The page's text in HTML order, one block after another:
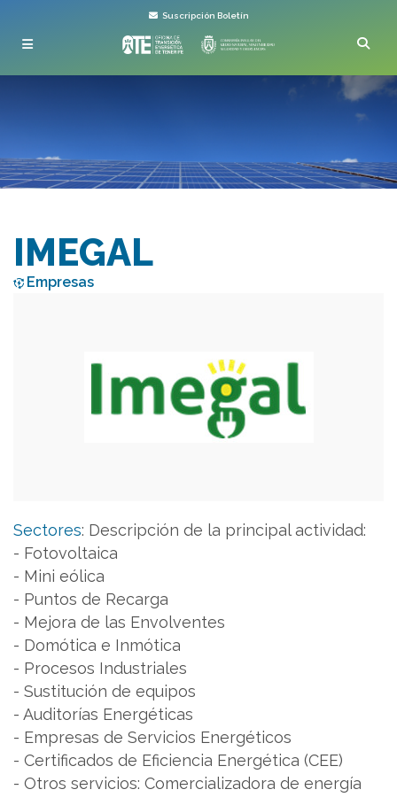
Suscripción Boletín
IMEGAL
Empresas
Sectores: Descripción de la principal actividad:
- Fotovoltaica
- Mini eólica
- Puntos de Recarga
- Mejora de las Envolventes
- Domótica e Inmótica
- Procesos Industriales
- Sustitución de equipos
- Auditorías Energéticas
- Empresas de Servicios Energéticos
- Certificados de Eficiencia Energética (CEE)
- Otros servicios: Comercializadora de energía